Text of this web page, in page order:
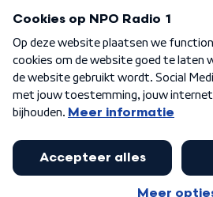
Algemene voorwaarden